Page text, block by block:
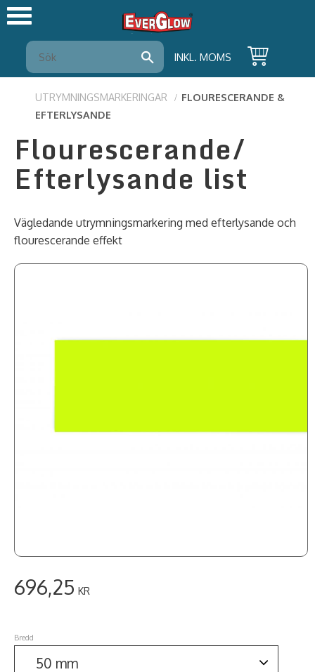
INKL. MOMS
UTRYMNINGSMARKERINGAR
FLOURESCERANDE &
EFTERLYSANDE
Flourescerande/
Efterlysande list
Vägledande utrymningsmarkering med efterlysande och
flourescerande effekt
696,25 KR
Bredd